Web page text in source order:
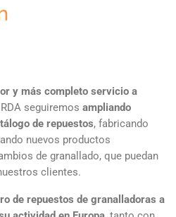
y más completo servicio a
seguiremos ampliando
de repuestos, fabricando
nuevos productos
de granallado, que puedan
clientes.
de repuestos de granalladoras a